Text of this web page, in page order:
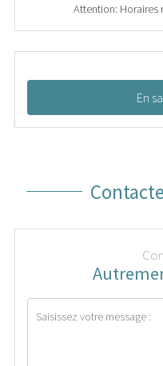
Attention: Horaires
En